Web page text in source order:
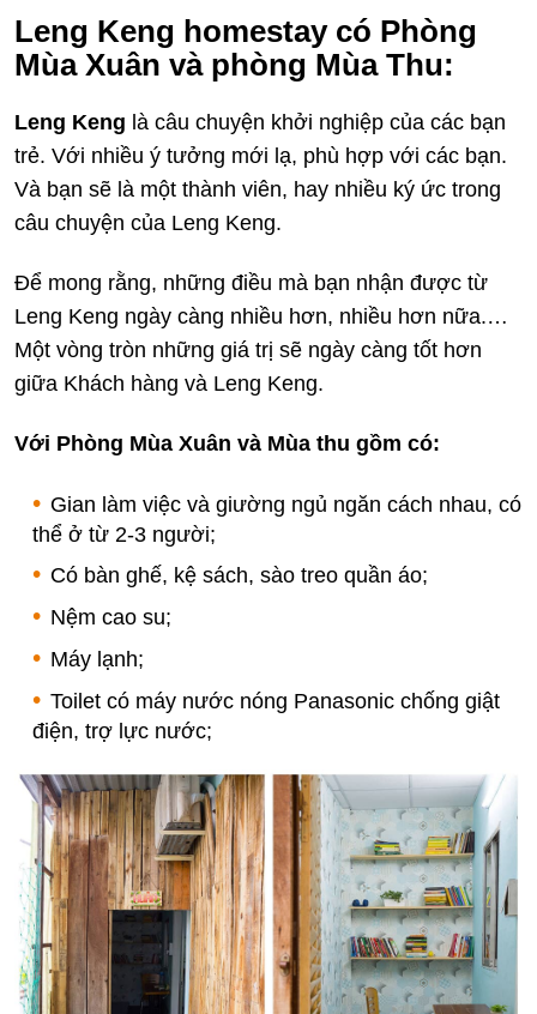
Leng Keng homestay có Phòng
Mùa Xuân và phòng Mùa Thu:
Leng Keng là câu chuyện khởi nghiệp của các bạn
trẻ. Với nhiều ý tưởng mới lạ, phù hợp với các bạn.
Và bạn sẽ là một thành viên, hay nhiều ký ức trong
câu chuyện của Leng Keng.
Để mong rằng, những điều mà bạn nhận được từ
Leng Keng ngày càng nhiều hơn, nhiều hơn nữa.…
Một vòng tròn những giá trị sẽ ngày càng tốt hơn
giữa Khách hàng và Leng Keng.
Với Phòng Mùa Xuân và Mùa thu gồm có:
Gian làm việc và giường ngủ ngăn cách nhau, có
thể ở từ 2-3 người;
Có bàn ghế, kệ sách, sào treo quần áo;
Nệm cao su;
Máy lạnh;
Toilet có máy nước nóng Panasonic chống giật
điện, trợ lực nước;